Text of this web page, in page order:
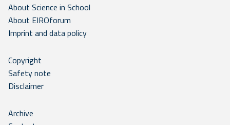
About Science in School
About EIROforum
Imprint and data policy
Copyright
Safety note
Disclaimer
Archive